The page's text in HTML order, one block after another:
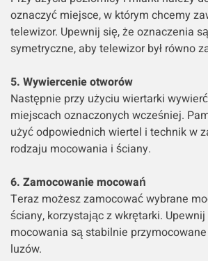
oznaczyć miejsce, w którym chcemy
telewizor. Upewnij się, że oznaczenia
symetryczne, aby telewizor był równo
5. Wywiercenie otworów
Następnie przy użyciu wiertarki
miejscach oznaczonych wcześniej.
użyć odpowiednich wiertel i technik w
rodzaju mocowania i ściany.
6. Zamocowanie mocowań
Teraz możesz zamocować wybrane
ściany, korzystając z wkrętarki. Upewnij
mocowania są stabilnie
luzów.